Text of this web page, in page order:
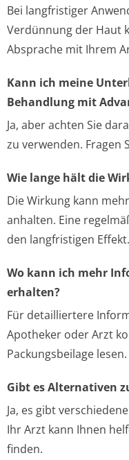
Bei langfristiger
Verdünnung der Haut
Absprache mit Ihrem
Kann ich meine
Behandlung mit
Ja, aber achten Sie
zu verwenden. Fragen
Wie lange hält die
Die Wirkung kann
anhalten. Eine
den langfristigen Effekt.
Wo kann ich mehr
erhalten?
Für detailliertere
Apotheker oder Arzt
Packungsbeilage lesen.
Gibt es Alternativen
Ja, es gibt
Ihr Arzt kann Ihnen
finden.